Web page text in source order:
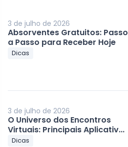
3 de julho de 2026
Absorventes Gratuitos: Passo
a Passo para Receber Hoje
Dicas
3 de julho de 2026
O Universo dos Encontros
Virtuais: Principais Aplicativ...
Dicas